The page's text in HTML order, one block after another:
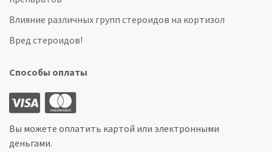
Влияние различных групп стероидов на кортизол
Вред стероидов!
Способы оплаты
Вы можете оплатить картой или электронными
деньгами.